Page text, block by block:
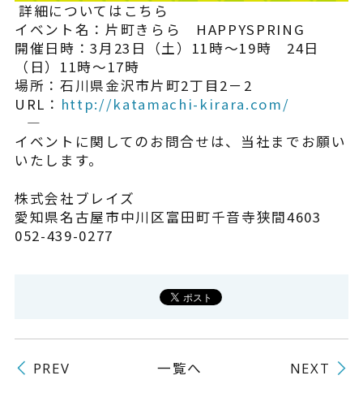
―――――――――詳細についてはこちら―――――――――
イベント名：片町きらら HAPPYSPRING
開催日時：3月23日（土）11時～19時 24日
（日）11時～17時
場所：石川県金沢市片町2丁目2－2
URL： http://katamachi-kirara.com/
――――――――――――――――――――――――――――
イベントに関してのお問合せは、当社までお願い
いたします。
株式会社ブレイズ
愛知県名古屋市中川区富田町千音寺狭間4603
052-439-0277
PREV 一覧へ NEXT